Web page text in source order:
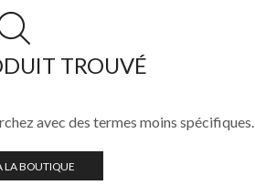
TROUVÉ
avec des termes moins spécifiques.
LA BOUTIQUE